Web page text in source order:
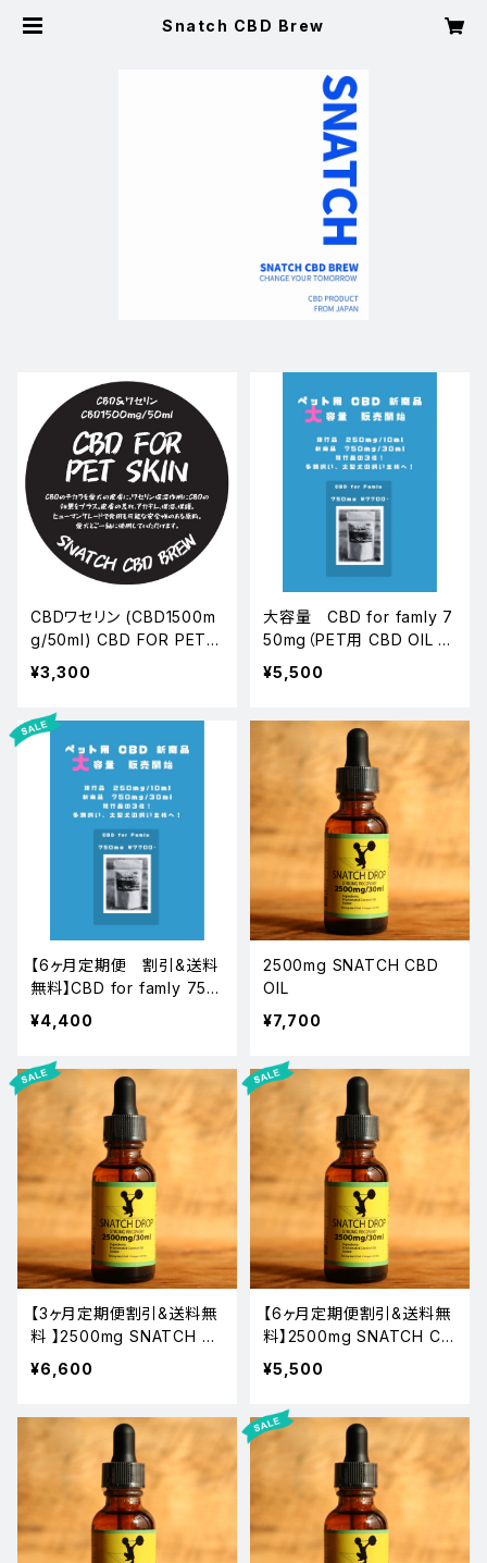
Snatch CBD Brew
CBDワセリン (CBD1500m
g/50ml) CBD FOR PET S
KIN
¥3,300
大容量 CBD for famly 7
50mg（PET用 CBD OIL 7
50mg/30ml)
¥5,500
【6ヶ月定期便 割引&送料
無料】CBD for famly 750
mg（PET用 CBD OIL 750
mg/30ml)
¥4,400
2500mg SNATCH CBD
OIL
¥7,700
【3ヶ月定期便割引&送料無
料 】2500mg SNATCH C
BD OIL
¥6,600
【6ヶ月定期便割引&送料無
料】2500mg SNATCH CB
D OIL
¥5,500